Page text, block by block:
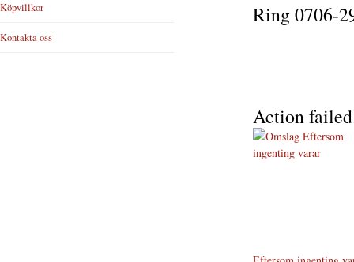
Ring 0706-
Action
Köpvillkor
Kontakta oss